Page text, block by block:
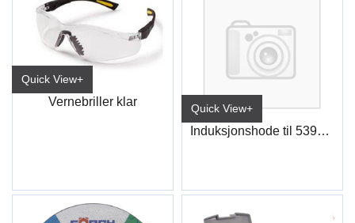
Quick View+
Vernebriller klar
Quick View+
Induksjonshode til 5391E 37